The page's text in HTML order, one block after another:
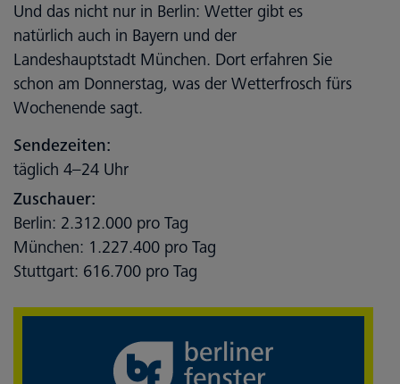
Und das nicht nur in Berlin: Wetter gibt es
natürlich auch in Bayern und der
Landeshauptstadt München. Dort erfahren Sie
schon am Donnerstag, was der Wetterfrosch fürs
Wochenende sagt.
Sendezeiten:
täglich 4–24 Uhr
Zuschauer:
Berlin: 2.312.000 pro Tag
München: 1.227.400 pro Tag
Stuttgart: 616.700 pro Tag